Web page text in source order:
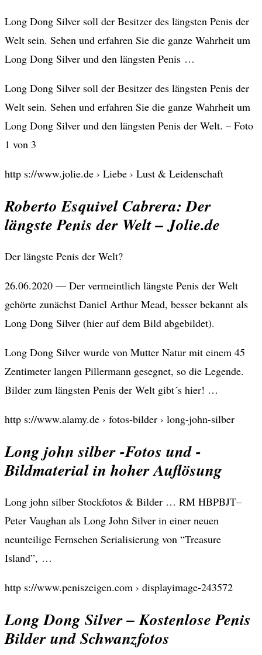
Long Dong Silver soll der Besitzer des längsten Penis der
Welt sein. Sehen und erfahren Sie die ganze Wahrheit um
Long Dong Silver und den längsten Penis …
Long Dong Silver soll der Besitzer des längsten Penis der
Welt sein. Sehen und erfahren Sie die ganze Wahrheit um
Long Dong Silver und den längsten Penis der Welt. – Foto
1 von 3
http s://www.jolie.de › Liebe › Lust & Leidenschaft
Roberto Esquivel Cabrera: Der
längste Penis der Welt – Jolie.de
Der längste Penis der Welt?
26.06.2020 — Der vermeintlich längste Penis der Welt
gehörte zunächst Daniel Arthur Mead, besser bekannt als
Long Dong Silver (hier auf dem Bild abgebildet).
Long Dong Silver wurde von Mutter Natur mit einem 45
Zentimeter langen Pillermann gesegnet, so die Legende.
Bilder zum längsten Penis der Welt gibt´s hier! …
http s://www.alamy.de › fotos-bilder › long-john-silber
Long john silber -Fotos und -
Bildmaterial in hoher Auflösung
Long john silber Stockfotos & Bilder … RM HBPBJT–
Peter Vaughan als Long John Silver in einer neuen
neunteilige Fernsehen Serialisierung von “Treasure
Island”, …
http s://www.peniszeigen.com › displayimage-243572
Long Dong Silver – Kostenlose Penis
Bilder und Schwanzfotos